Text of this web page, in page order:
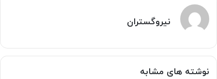
نیروگستران
نوشته های مشابه